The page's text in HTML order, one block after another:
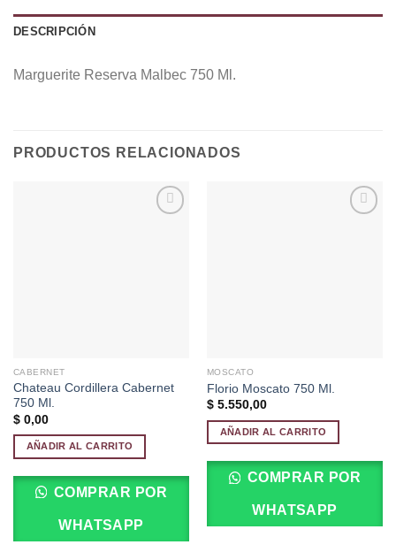
DESCRIPCIÓN
Marguerite Reserva Malbec 750 Ml.
PRODUCTOS RELACIONADOS
CABERNET
Chateau Cordillera Cabernet
750 Ml.
$0,00
AÑADIR AL CARRITO
COMPRAR POR
WHATSAPP
MOSCATO
Florio Moscato 750 Ml.
$5.550,00
AÑADIR AL CARRITO
COMPRAR POR
WHATSAPP